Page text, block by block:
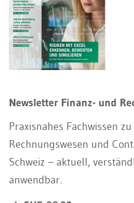
Newsletter Finanz- und
Praxisnahes Fachwissen
Rechnungswesen und
Schweiz – aktuell,
anwendbar.